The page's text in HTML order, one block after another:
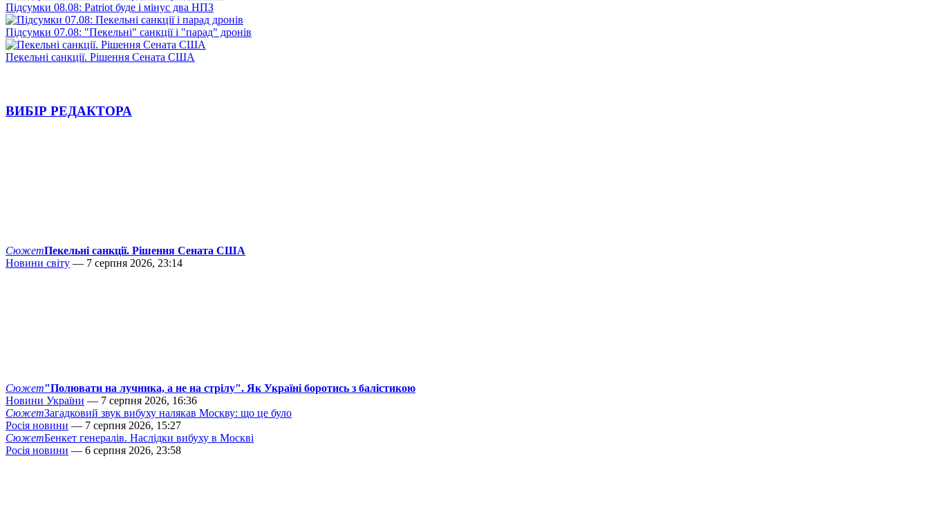
Підсумки 08.08: Patriot буде і мінус два НПЗ
Підсумки 07.08: "Пекельні" санкції і "парад" дронів
Пекельні санкції. Рішення Сената США
ВИБІР РЕДАКТОРА
СюжетПекельні санкції. Рішення Сената США
Новини світу — 7 серпня 2026, 23:14
Сюжет"Полювати на лучника, а не на стрілу". Як Україні боротись з балістикою
Новини України — 7 серпня 2026, 16:36
СюжетЗагадковий звук вибуху налякав Москву: що це було
Росія новини — 7 серпня 2026, 15:27
СюжетБенкет генералів. Наслідки вибуху в Москві
Росія новини — 6 серпня 2026, 23:58